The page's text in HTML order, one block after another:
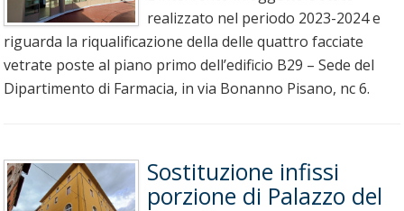
realizzato nel periodo 2023-2024 e
riguarda la riqualificazione della delle quattro facciate
vetrate poste al piano primo dell’edificio B29 – Sede del
Dipartimento di Farmacia, in via Bonanno Pisano, nc 6.
Sostituzione infissi
porzione di Palazzo del